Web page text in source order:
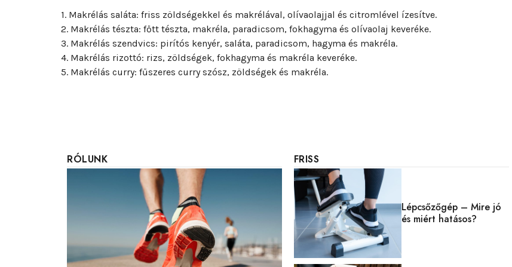
1. Makrélás saláta: friss zöldségekkel és makrélával, olívaolajjal és citromlével ízesítve.
2. Makrélás tészta: főtt tészta, makréla, paradicsom, fokhagyma és olívaolaj keveréke.
3. Makrélás szendvics: pirítós kenyér, saláta, paradicsom, hagyma és makréla.
4. Makrélás rizottó: rizs, zöldségek, fokhagyma és makréla keveréke.
5. Makrélás curry: fűszeres curry szósz, zöldségek és makréla.
RÓLUNK FRISS
Lépcsőzőgép – Mire jó
és miért hatásos?